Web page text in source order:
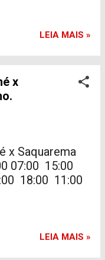
LEIA MAIS »
x
x Saquarema
07:00 15:00
18:00 11:00
LEIA MAIS »